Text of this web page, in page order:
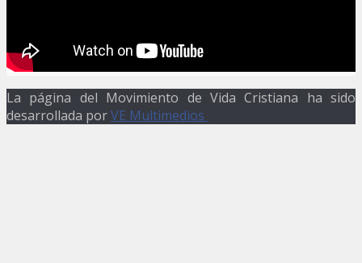
La página del Movimiento de Vida Cristiana ha sido
desarrollada porVE Multimedios